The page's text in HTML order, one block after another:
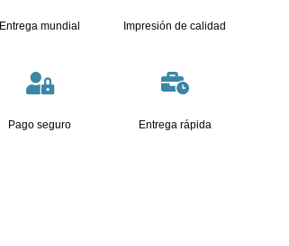
Entrega mundial Impresión de calidad
Pago seguro Entrega rápida